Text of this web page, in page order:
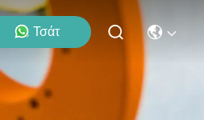
Τσάτ